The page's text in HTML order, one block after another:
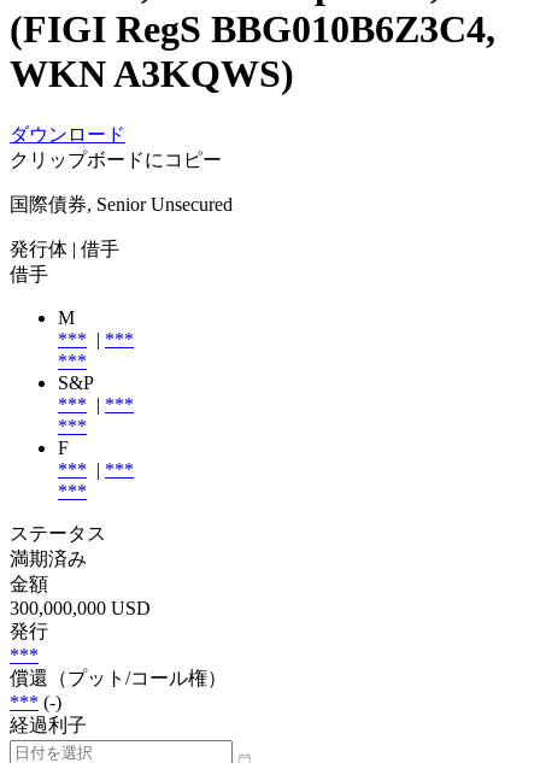
(FIGI RegS BBG010B6Z3C4,
WKN A3KQWS)
ダウンロード
クリップボードにコピー
国際債券, Senior Unsecured
発行体 | 借手
借手
M
*** | ***
***
S&P
*** | ***
***
F
*** | ***
***
ステータス
満期済み
金額
300,000,000 USD
発行
***
償還（プット/コール権）
*** (-)
経過利子